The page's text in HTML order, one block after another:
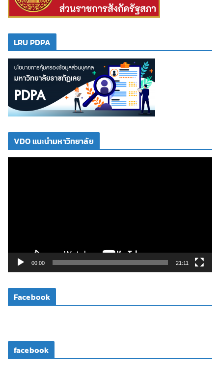
LRU PDPA
VDO แนะนำมหาวิทยาลัย
ดี
โ
00:00 21:11
Facebook
facebook